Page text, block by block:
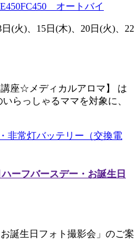
オートバイ
(火)、15日(木)、20日(火)、22
講座☆メディカルアロマ】 は
らっしゃるママを対象に、
非常灯バッテリー（交換電
ーフバースデー・お誕生日
誕生日フォト撮影会」のご案